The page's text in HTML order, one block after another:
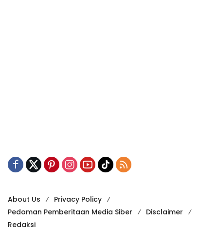
About Us
Privacy Policy
Pedoman Pemberitaan Media Siber
Disclaimer
Redaksi